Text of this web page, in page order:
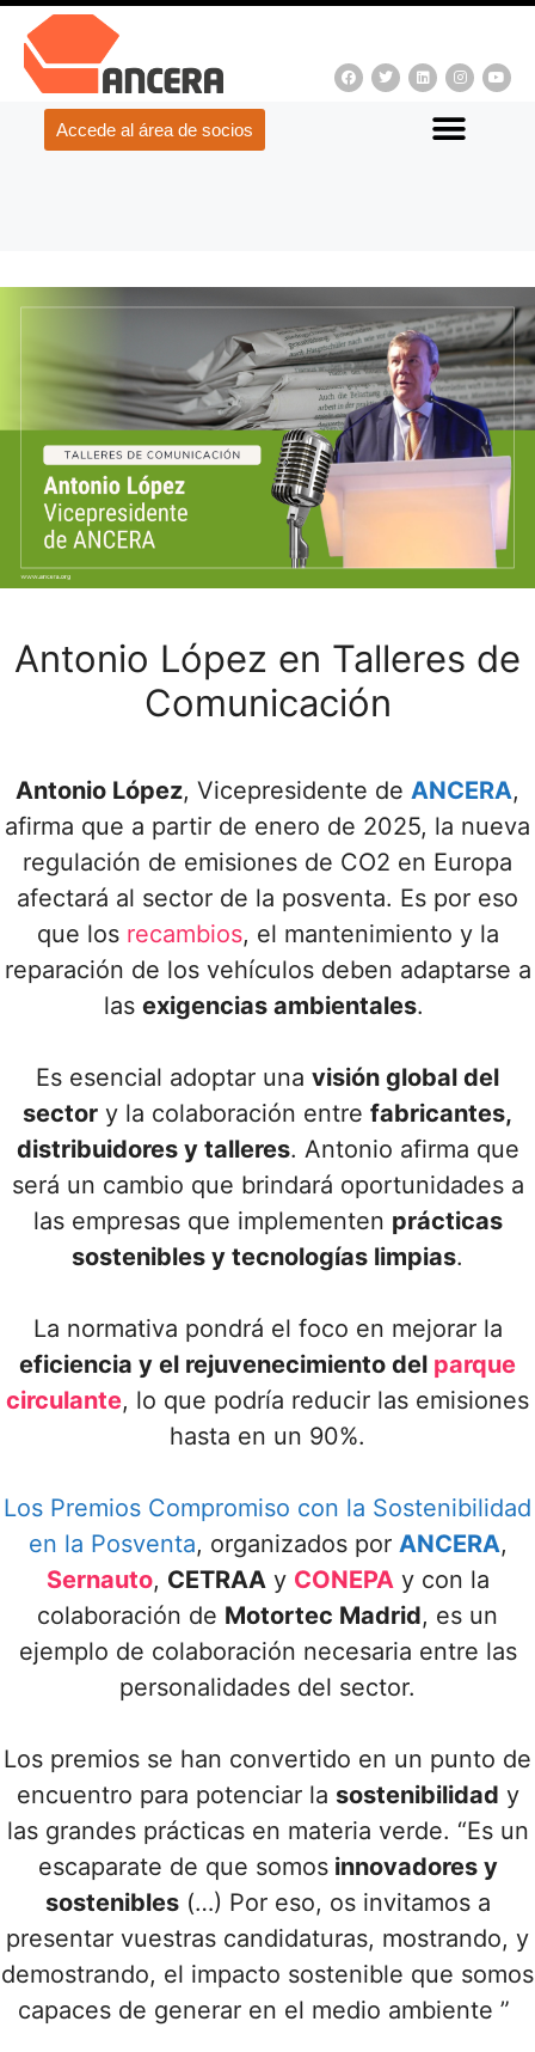
Accede al área de socios
Antonio López en Talleres de
Comunicación
Antonio López, Vicepresidente de ANCERA,
afirma que a partir de enero de 2025, la nueva
regulación de emisiones de CO2 en Europa
afectará al sector de la posventa. Es por eso
que los recambios, el mantenimiento y la
reparación de los vehículos deben adaptarse a
las exigencias ambientales.
Es esencial adoptar una visión global del
sector y la colaboración entre fabricantes,
distribuidores y talleres. Antonio afirma que
será un cambio que brindará oportunidades a
las empresas que implementen prácticas
sostenibles y tecnologías limpias.
La normativa pondrá el foco en mejorar la
eficiencia y el rejuvenecimiento del parque
circulante, lo que podría reducir las emisiones
hasta en un 90%.
Los Premios Compromiso con la Sostenibilidad
en la Posventa, organizados por ANCERA,
Sernauto, CETRAAy CONEPAy con la
colaboración de Motortec Madrid, es un
ejemplo de colaboración necesaria entre las
personalidades del sector.
Los premios se han convertido en un punto de
encuentro para potenciar la sostenibilidad y
las grandes prácticas en materia verde. “Es un
escaparate de que somosinnovadores y
sostenibles(…) Por eso, os invitamos a
presentar vuestras candidaturas, mostrando, y
demostrando, el impacto sostenible que somos
capaces de generar en el medio ambiente ”